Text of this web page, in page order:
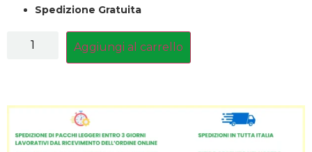
Spedizione Gratuita
Aggiungi al carrello